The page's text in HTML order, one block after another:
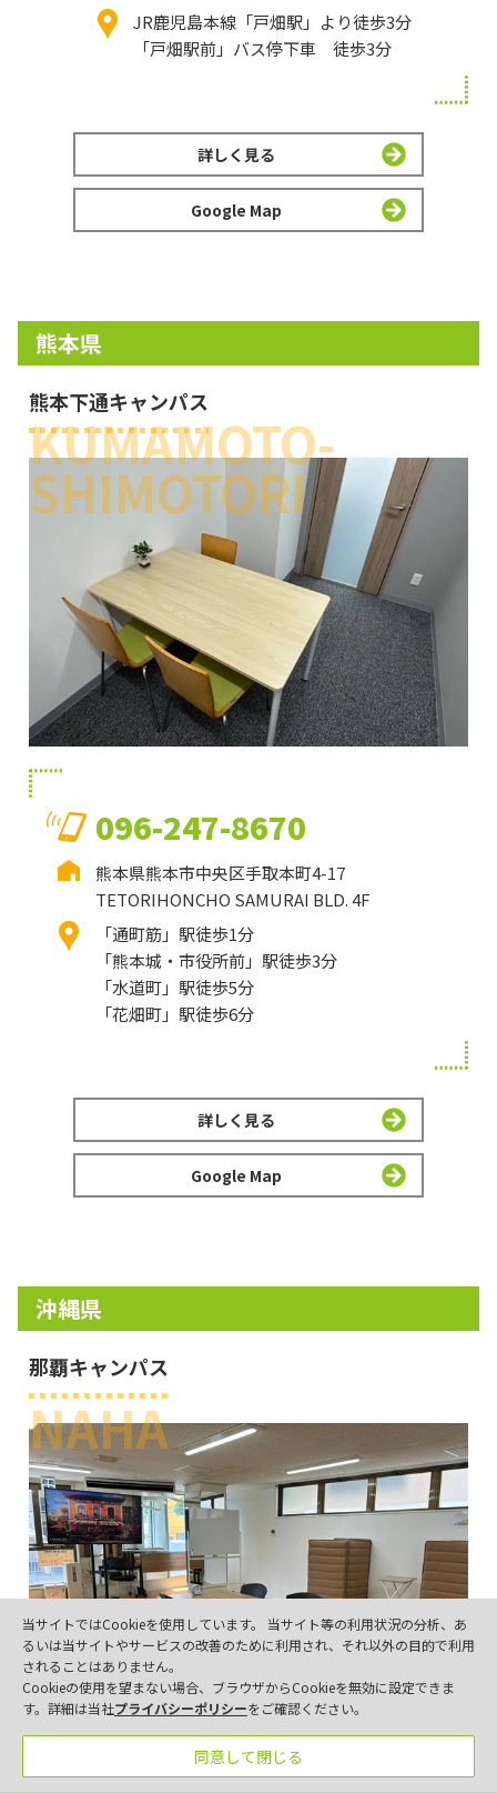
JR鹿児島本線「戸畑駅」より徒歩3分
「戸畑駅前」バス停下車 徒歩3分
詳しく見る
Google Map
熊本県
熊本下通キャンパス
KUMAMOTO-
SHIMOTORI
096-247-8670
熊本県熊本市中央区手取本町4-17
TETORIHONCHO SAMURAI BLD. 4F
「通町筋」駅徒歩1分
「熊本城・市役所前」駅徒歩3分
「水道町」駅徒歩5分
「花畑町」駅徒歩6分
詳しく見る
Google Map
沖縄県
那覇キャンパス
NAHA
パンフレット 事業所一覧 お問い合わせ お電話
当サイトではCookieを使用しています。 当サイト等の利用状況の分析、あ
るいは当サイトやサービスの改善のために利用され、それ以外の目的で利用
されることはありません。
Cookieの使用を望まない場合、ブラウザからCookieを無効に設定できま
す。詳細は当社プライバシーポリシーをご確認ください。
同意して閉じる